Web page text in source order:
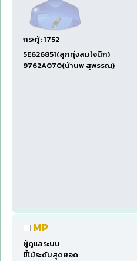
กระทู้: 1752
5E626851(ลูกทุ่งสมใจนึก)
9762A070(น้านพ สุพรรณ)
MP
ผู้ดูแลระบบ
ขี้โม้ระดับสุดยอด